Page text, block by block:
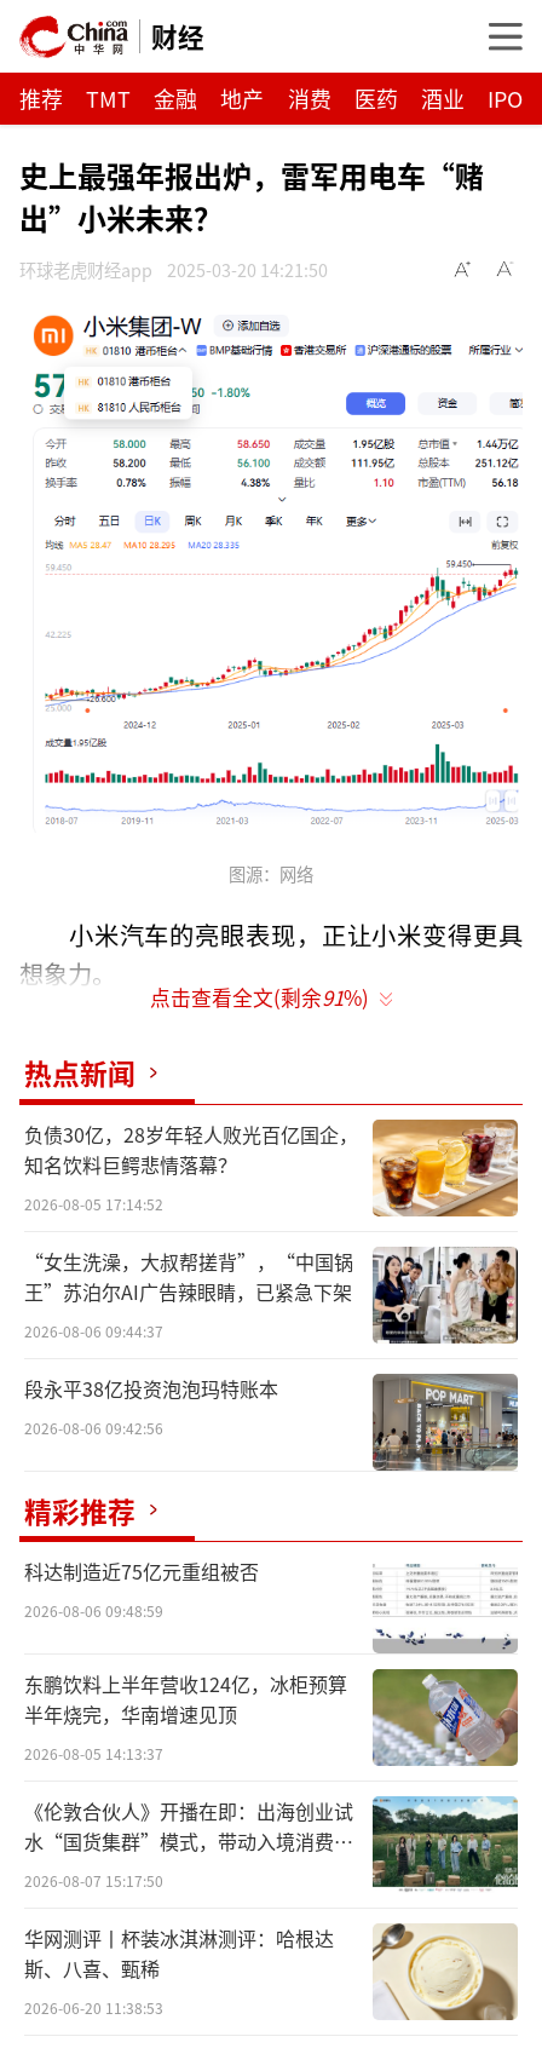
财经
推荐 TMT 金融 地产 消费 医药 酒业 IPO
史上最强年报出炉，雷军用电车“赌
出”小米未来？
环球老虎财经app 2025-03-20 14:21:50
图源：网络
小米汽车的亮眼表现，正让小米变得更具
想象力。
业绩报告，小米集团2024年业绩暴增，全年营
收3659亿元，同比增长35.0%，净利润272亿
元，增长41.3%。受此消息影响，小米股价再
具体来看，智能手机、IoT与生活消费产品
等业务表现出色，高端市场占有率提升。相较
而言，近年来引爆市场热度的小米智能电动汽
车营收虽然表现不俗，但离盈利仍有较远距
离，目前，小米汽车业务净亏损62亿元。虽然
小米汽车尚未盈利，但仍是小米市值神话的关
“暴走”的业绩
被众多投资者追捧的小米，等来了一份亮
3月18日，小米集团发布的2024年全年及Q
4业绩报告显示。过去一年，小米创下史上最强
比增长35.0%；经调整净利润人民币272亿元，
同比增长41.3%。
从第四季度来看，小米首次实现单季度营
收破千亿，达1090亿元，同比增长48.8%，连
续四个季度保持强劲增长。经调整净利润人民
点击查看全文(剩余91%)
热点新闻
负债30亿，28岁年轻人败光百亿国企，
知名饮料巨鳄悲情落幕？
2026-08-05 17:14:52
“女生洗澡，大叔帮搓背”，“中国锅
王”苏泊尔AI广告辣眼睛，已紧急下架
2026-08-06 09:44:37
段永平38亿投资泡泡玛特账本
2026-08-06 09:42:56
精彩推荐
科达制造近75亿元重组被否
2026-08-06 09:48:59
东鹏饮料上半年营收124亿，冰柜预算
半年烧完，华南增速见顶
2026-08-05 14:13:37
《伦敦合伙人》开播在即：出海创业试
水“国货集群”模式，带动入境消费反
向种草
2026-08-07 15:17:50
华网测评丨杯装冰淇淋测评：哈根达
斯、八喜、甄稀
2026-06-20 11:38:53